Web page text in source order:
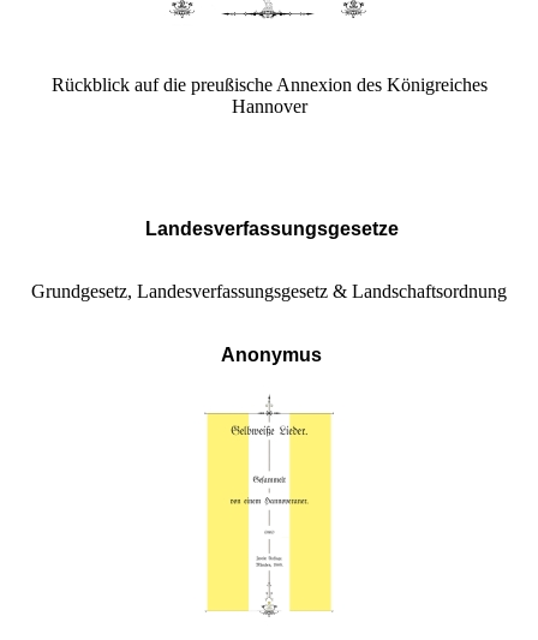
Rückblick auf die preußische Annexion des Königreiches
Hannover
Landesverfassungsgesetze
Grundgesetz, Landesverfassungsgesetz & Landschaftsordnung
Anonymus